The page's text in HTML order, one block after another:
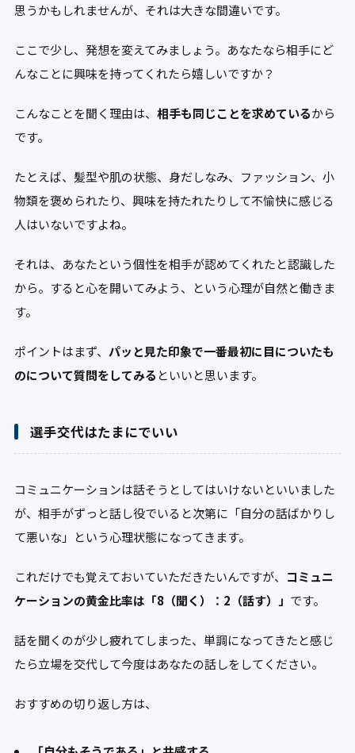
思うかもしれませんが、それは大きな間違いです。
ここで少し、発想を変えてみましょう。あなたなら相手にど
んなことに興味を持ってくれたら嬉しいですか？
こんなことを聞く理由は、 相手も同じことを求めているから
です。
たとえば、髪型や肌の状態、身だしなみ、ファッション、小
物類を褒められたり、興味を持たれたりして不愉快に感じる
人はいないですよね。
それは、あなたという個性を相手が認めてくれたと認識した
から。すると心を開いてみよう、という心理が自然と働きま
す。
ポイントはまず、 パッと見た印象で一番最初に目についたも
のについて質問をしてみる といいと思います。
選手交代はたまにでいい
コミュニケーションは話そうとしてはいけないといいました
が、相手がずっと話し役でいると次第に「自分の話ばかりし
て悪いな」という心理状態になってきます。
これだけでも覚えておいていただきたいんですが、 コミュニ
ケーションの黄金比率は「8（聞く）：2（話す）」 です。
話を聞くのが少し疲れてしまった、単調になってきたと感じ
たら立場を交代して今度はあなたの話しをしてください。
おすすめの切り返し方は、